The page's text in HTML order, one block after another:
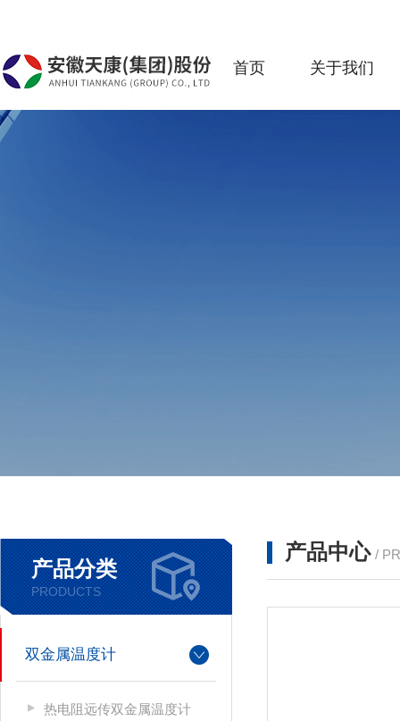
首页 关于我们
产品分类
PRODUCTS
双金属温度计
热电阻远传双金属温度计
产品中心 /